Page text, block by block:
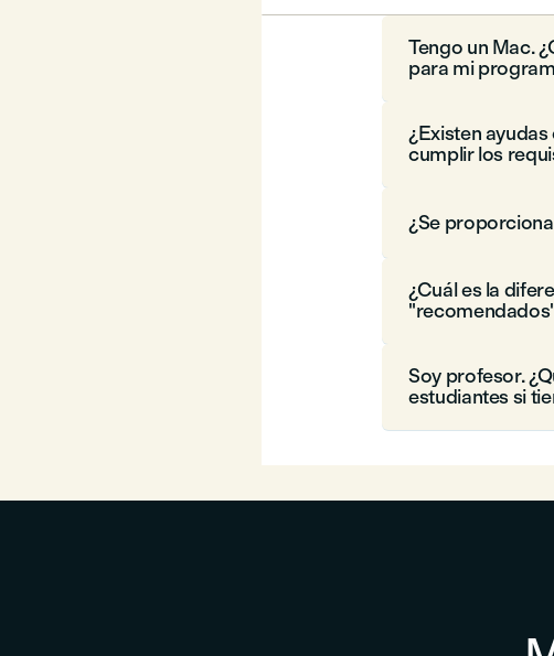
Tengo un Mac.
para mi
¿Existen
cumplir los
¿Se
¿Cuál es la
Soy profesor.
estudiantes si